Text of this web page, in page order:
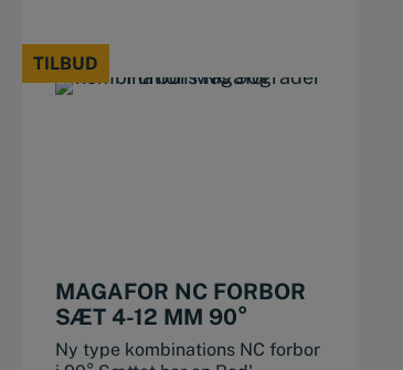
TILBUD
TILBUD
MAGAFOR NC FORBOR
SÆT 4-12 MM 90°
Ny type kombinations NC forbor